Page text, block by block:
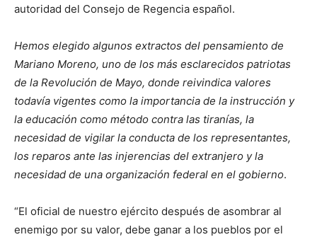
autoridad del Consejo de Regencia español.
Hemos elegido algunos extractos del pensamiento de
Mariano Moreno, uno de los más esclarecidos patriotas
de la Revolución de Mayo, donde reivindica valores
todavía vigentes como la importancia de la instrucción y
la educación como método contra las tiranías, la
necesidad de vigilar la conducta de los representantes,
los reparos ante las injerencias del extranjero y la
necesidad de una organización federal en el gobierno.
“El oficial de nuestro ejército después de asombrar al
enemigo por su valor, debe ganar a los pueblos por el